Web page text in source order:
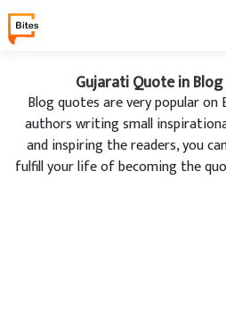
Gujarati Quote in Blog
Blog quotes are very popular
authors writing small
and inspiring the readers, you
fulfill your life of becoming the